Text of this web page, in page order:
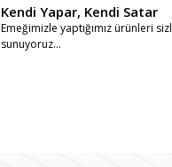
Kendi Yapar, Kendi Satar
Emeğimizle yaptığımız ürünleri
sunuyoruz...